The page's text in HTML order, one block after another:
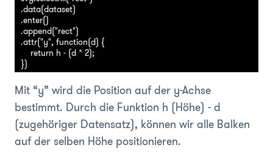
.data(dataset)
.enter()
.append("rect")
.attr("y", function(d) {
    return h - (d * 2);
Mit “y” wird die Position auf der y-Achse
bestimmt. Durch die Funktion h (Höhe) - d
(zugehöriger Datensatz), können wir alle Balken
auf der selben Höhe positionieren.